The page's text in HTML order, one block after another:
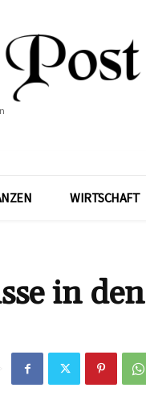
WIRTSCHAFT
in den